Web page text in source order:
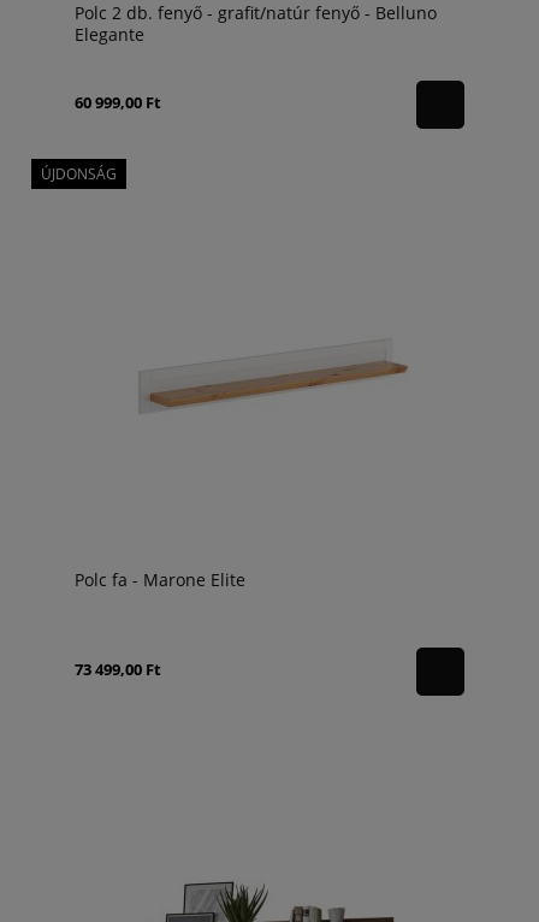
Polc 2 db. fenyő - grafit/natúr fenyő - Belluno
Elegante
60 999,00 Ft
Polc fa - Marone Elite
73 499,00 Ft
ÚJDONSÁG